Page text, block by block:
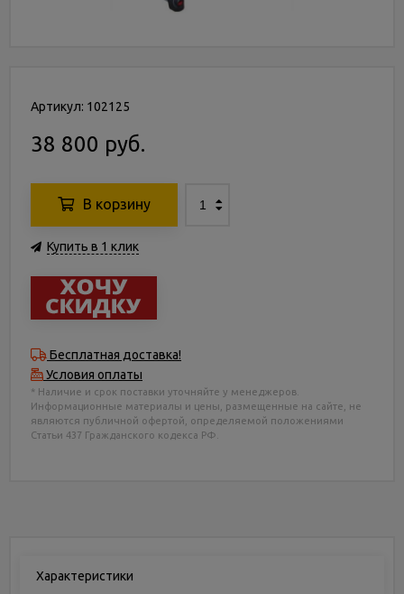
Артикул: 102125
38 800 руб.
В корзину
Купить в 1 клик
Бесплатная доставка!
Условия оплаты
* Наличие и срок поставки уточняйте у менеджеров.
Информационные материалы и цены, размещенные на сайте, не
являются публичной офертой, определяемой положениями
Статьи 437 Гражданского кодекса РФ.
Характеристики